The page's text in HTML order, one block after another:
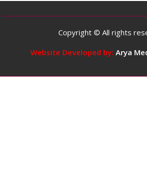
Copyright © All rights
Website Developed by: Arya